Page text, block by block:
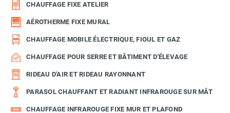
CHAUFFAGE FIXE ATELIER
AÉROTHERME FIXE MURAL
CHAUFFAGE MOBILE ÉLECTRIQUE, FIOUL ET GAZ
CHAUFFAGE POUR SERRE ET BÂTIMENT D'ÉLEVAGE
RIDEAU D'AIR ET RIDEAU RAYONNANT
PARASOL CHAUFFANT ET RADIANT INFRAROUGE SUR MÂT
CHAUFFAGE INFRAROUGE FIXE MUR ET PLAFOND